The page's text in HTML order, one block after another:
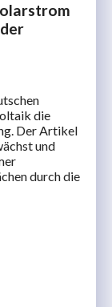
die
Der Artikel
und
durch die